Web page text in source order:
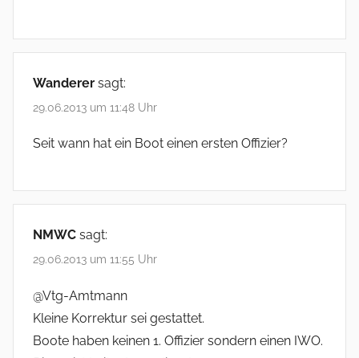
Wanderer sagt:
29.06.2013 um 11:48 Uhr
Seit wann hat ein Boot einen ersten Offizier?
NMWC sagt:
29.06.2013 um 11:55 Uhr
@Vtg-Amtmann
Kleine Korrektur sei gestattet.
Boote haben keinen 1. Offizier sondern einen IWO.